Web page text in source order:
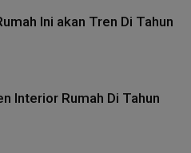
Ini akan Tren Di Tahun
Interior Rumah Di Tahun